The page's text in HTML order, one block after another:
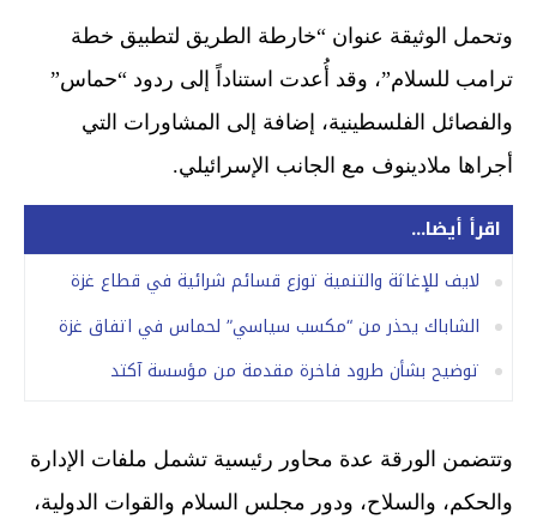
وتحمل الوثيقة عنوان “خارطة الطريق لتطبيق خطة
ترامب للسلام”، وقد أُعدت استناداً إلى ردود “حماس”
والفصائل الفلسطينية، إضافة إلى المشاورات التي
أجراها ملادينوف مع الجانب الإسرائيلي.
اقرأ أيضا...
لايف للإغاثة والتنمية توزع قسائم شرائية في قطاع غزة
الشاباك يحذر من “مكسب سياسي” لحماس في اتفاق غزة
توضيح بشأن طرود فاخرة مقدمة من مؤسسة آكتد
وتتضمن الورقة عدة محاور رئيسية تشمل ملفات الإدارة
والحكم، والسلاح، ودور مجلس السلام والقوات الدولية،